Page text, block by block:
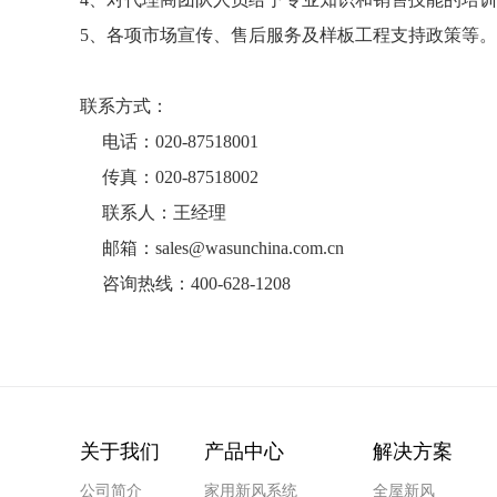
5、各项市场宣传、售后服务及样板工程支持政策等。
联系方式：
电话：020-87518001
传真：020-87518002
联系人：王经理
邮箱：sales@wasunchina.com.cn
咨询热线：400-628-1208
关于我们
公司简介
产品中心
家用新风系统
解决方案
全屋新风